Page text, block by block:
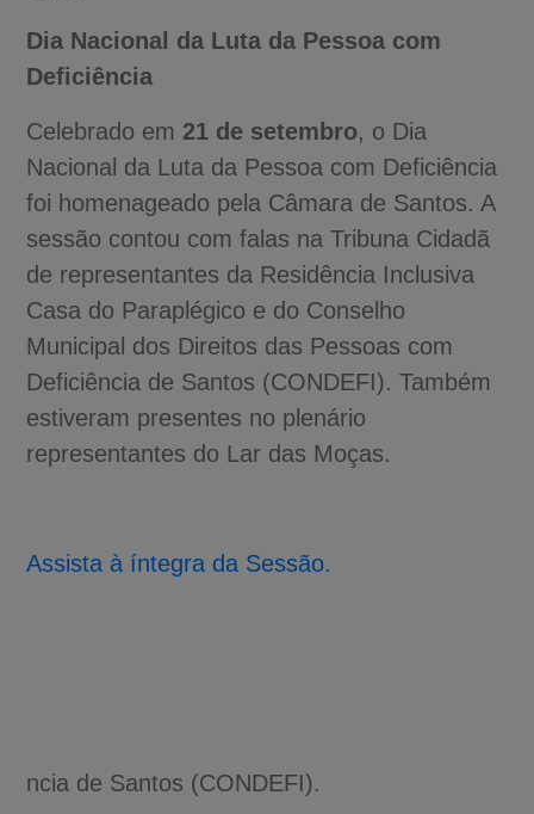
Dia Nacional da Luta da Pessoa com
Deficiência
Celebrado em 21 de setembro, o Dia
Nacional da Luta da Pessoa com Deficiência
foi homenageado pela Câmara de Santos. A
sessão contou com falas na Tribuna Cidadã
de representantes da Residência Inclusiva
Casa do Paraplégico e do Conselho
Municipal dos Direitos das Pessoas com
Deficiência de Santos (CONDEFI). Também
estiveram presentes no plenário
representantes do Lar das Moças.
Assista à íntegra da Sessão.
ncia de Santos (CONDEFI).